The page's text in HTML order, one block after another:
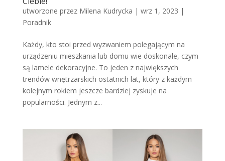
utworzone przez Milena Kudrycka | wrz 1, 2023 |
Poradnik
Każdy, kto stoi przed wyzwaniem polegającym na
urządzeniu mieszkania lub domu wie doskonale, czym
są lamele dekoracyjne. To jeden z największych
trendów wnętrzarskich ostatnich lat, który z każdym
kolejnym rokiem jeszcze bardziej zyskuje na
popularności. Jednym z...